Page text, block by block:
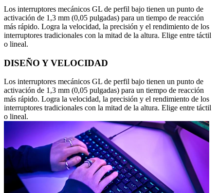
Los interruptores mecánicos GL de perfil bajo tienen un punto de
activación de 1,3 mm (0,05 pulgadas) para un tiempo de reacción
más rápido. Logra la velocidad, la precisión y el rendimiento de los
interruptores tradicionales con la mitad de la altura. Elige entre táctil
o lineal.
DISEÑO Y VELOCIDAD
Los interruptores mecánicos GL de perfil bajo tienen un punto de
activación de 1,3 mm (0,05 pulgadas) para un tiempo de reacción
más rápido. Logra la velocidad, la precisión y el rendimiento de los
interruptores tradicionales con la mitad de la altura. Elige entre táctil
o lineal.